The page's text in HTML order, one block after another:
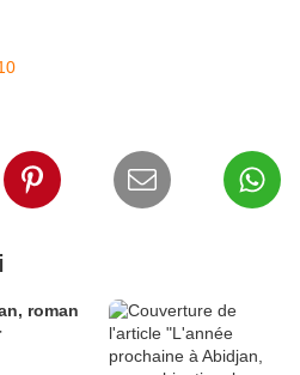
roman